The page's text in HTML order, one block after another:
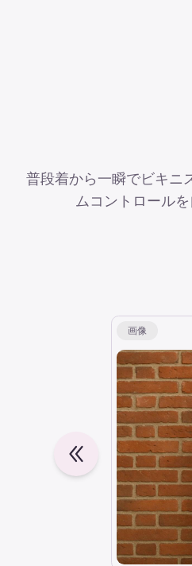
普段着から一瞬でビキニ
ムコントロール
画像